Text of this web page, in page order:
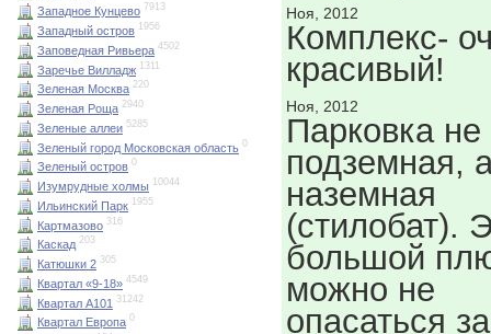
Западное Кунцево 7913
Западный остров 1956
Заповедная Ривьера 4502
Заречье Вилладж 1311
Зеленая Москва 220
Зеленая Роща 2940
Зеленые аллеи 5285
Зеленый город Московская область 0
Зеленый остров 0
Изумрудные холмы 10044
Ильинский Парк 1955
Картмазово 316
Каскад 203
Катюшки 2 305
Квартал «9-18» 4549
Квартал А101 31242
Квартал Европа 0
Ноя, 2012
Комплекс-
красивый!
Ноя, 2012
Парковка не
подземная,
наземная
(стилобат).
большой
можно не
опасаться за